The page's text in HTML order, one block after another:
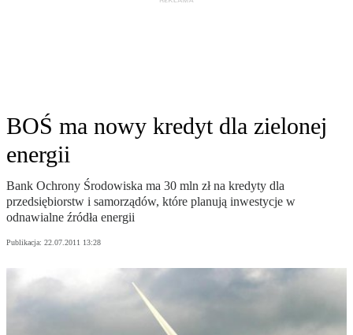
BOŚ ma nowy kredyt dla zielonej
energii
Bank Ochrony Środowiska ma 30 mln zł na kredyty dla
przedsiębiorstw i samorządów, które planują inwestycje w
odnawialne źródła energii
Publikacja: 22.07.2011 13:28